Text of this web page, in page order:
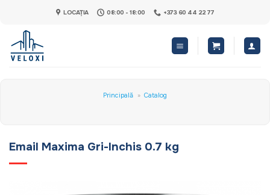
content
LOCAȚIA 08:00 - 18:00 +373 60 44 22 77
Principală » Catalog
Email Maxima Gri-Inchis 0.7 kg